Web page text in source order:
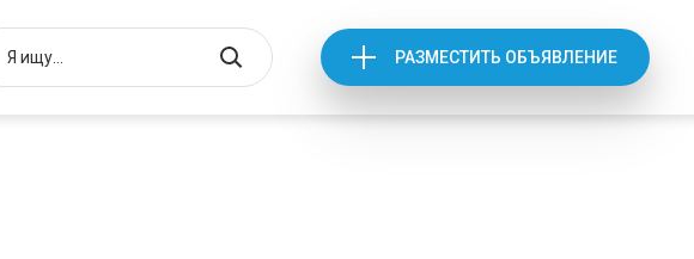
РАЗМЕСТИТЬ ОБЪЯВЛЕНИЕ